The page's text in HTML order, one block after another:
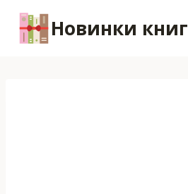
содержимому
Новинки книг